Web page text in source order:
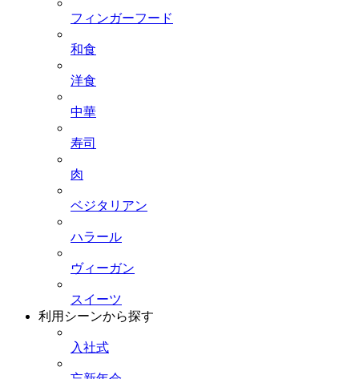
フィンガーフード
和食
洋食
中華
寿司
肉
ベジタリアン
ハラール
ヴィーガン
スイーツ
利用シーンから探す
入社式